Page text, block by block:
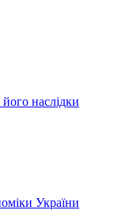
наслідки
України